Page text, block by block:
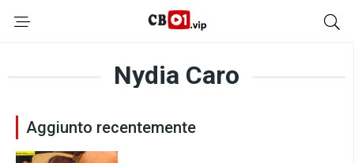
Nydia Caro
Aggiunto recentemente